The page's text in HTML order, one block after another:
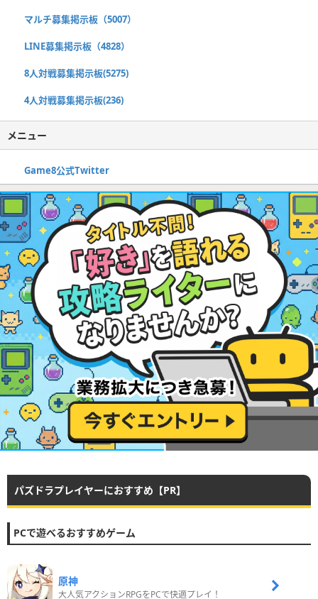
マルチ募集掲示板（5007）
LINE募集掲示板（4828）
8人対戦募集掲示板(5275)
4人対戦募集掲示板(236)
メニュー
Game8公式Twitter
パズドラプレイヤーにおすすめ【PR】
PCで遊べるおすすめゲーム
原神
大人気アクションRPGをPCで快適プレイ！